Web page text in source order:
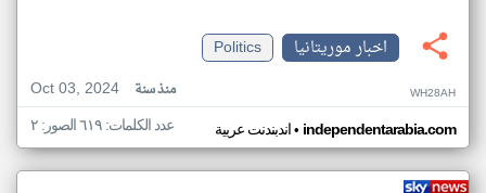
اخبار موريتانيا
Politics
Oct 03, 2024
منذ سنة WH28AH
اندبندنت عربية• independentarabia.com عدد الكلمات: ٦١٩ الصور: ٢